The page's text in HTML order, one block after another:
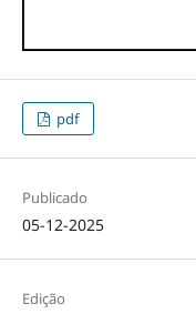
pdf
Publicado
05-12-2025
Edição